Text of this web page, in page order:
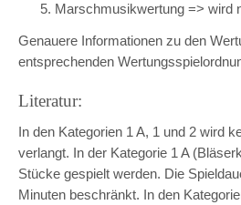
Marschmusikwertung => wird
Genauere Informationen zu den
entsprechenden
Literatur:
In den Kategorien 1 A, 1 und 2 wird
verlangt. In der Kategorie 1 A
Stücke gespielt werden. Die
Minuten beschränkt. In den